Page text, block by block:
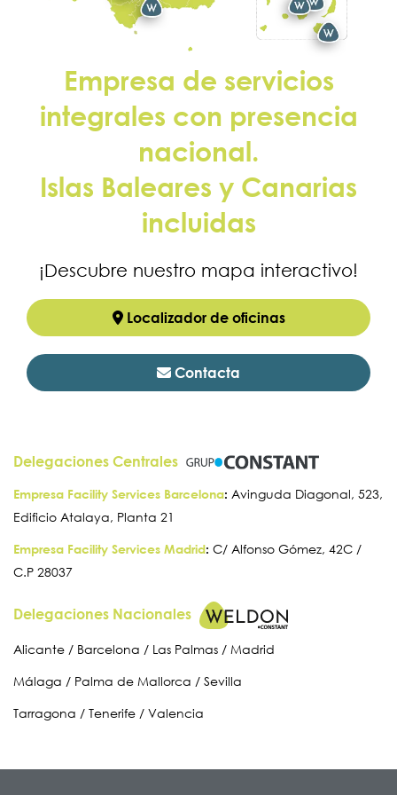
Empresa de servicios
integrales con presencia
nacional.
Islas Baleares y Canarias
incluidas
¡Descubre nuestro mapa interactivo!
Localizador de oficinas
Contacta
Delegaciones Centrales
Empresa Facility Services Barcelona: Avinguda Diagonal, 523,
Edificio Atalaya, Planta 21
Empresa Facility Services Madrid: C/ Alfonso Gómez, 42C /
C.P 28037
Delegaciones Nacionales
Alicante / Barcelona / Las Palmas / Madrid
Málaga / Palma de Mallorca / Sevilla
Tarragona / Tenerife / Valencia